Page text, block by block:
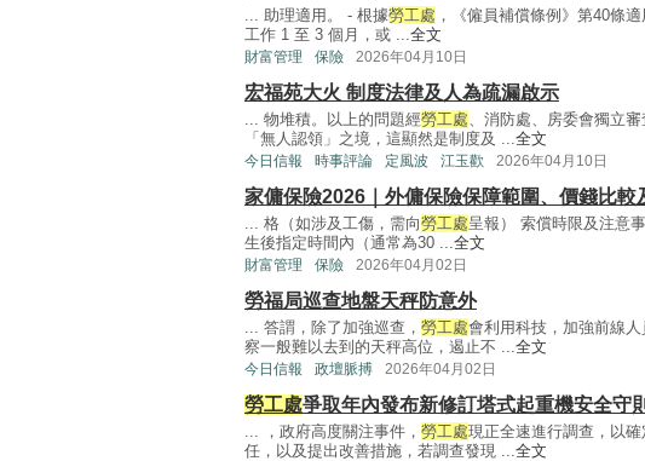
... 助理適用。 - 根據勞工處 ，《僱員補償條例》第40條
工作 1 至 3 個月，或 ...全文
財富管理 保險 2026年04月10日
宏福苑大火 制度法律及人為疏漏啟示
... 物堆積。以上的問題經勞工處、消防處、房委會獨立
「無人認領」之境，這顯然是制度及 ...全文
今日信報 時事評論 定風波 江玉歡 2026年04月10日
家傭保險2026｜外傭保險保障範圍、價錢比較
... 格（如涉及工傷，需向勞工處呈報） 索償時限及注意
生後指定時間內（通常為30 ...全文
財富管理 保險 2026年04月02日
勞福局巡查地盤天秤防意外
... 答謂，除了加強巡查， 勞工處會利用科技，加強前線
察一般難以去到的天秤高位，遏止不 ...全文
今日信報 政壇脈搏 2026年04月02日
勞工處爭取年內發布新修訂塔式起重機安全守
... ，政府高度關注事件， 勞工處現正全速進行調查，以
任，以及提出改善措施，若調查發現 ...全文